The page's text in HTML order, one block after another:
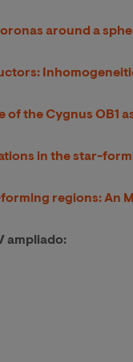
around a
the Cygnus OB1
in the star-
regions: An
ampliado: